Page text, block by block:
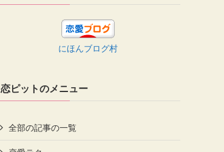
にほんブログ村
恋ピットのメニュー
全部の記事の一覧